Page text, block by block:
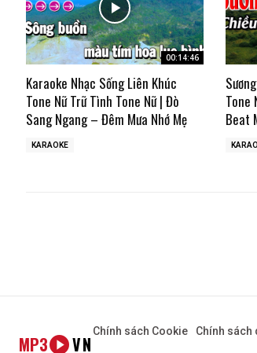
00:14:46
Karaoke Nhạc Sống Liên Khúc
Tone Nữ Trữ Tình Tone Nữ | Đò
Sang Ngang – Đêm Mưa Nhớ Mẹ
KARAOKE
Tone
Beat
MP3 VN
Chính sách Cookie Chính sách